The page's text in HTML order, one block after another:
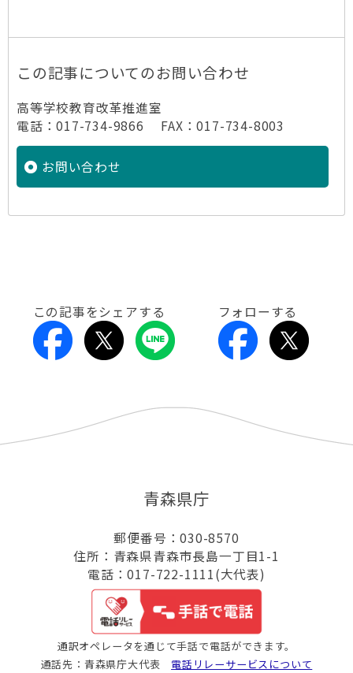
この記事についてのお問い合わせ
高等学校教育改革推進室
電話：017-734-9866 FAX：017-734-8003
お問い合わせ
この記事をシェアする フォローする
青森県庁
郵便番号：030-8570
住所：青森県青森市長島一丁目1-1
電話：017-722-1111(大代表)
通訳オペレータを通じて手話で電話ができます。
通話先：青森県庁大代表 電話リレーサービスについて